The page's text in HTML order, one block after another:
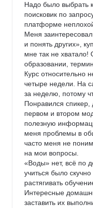
Надо было выбрать
поисковик по
платформе
Меня
и понять других»,
мне так не
образовании,
Курс относительно
четыре недели. На
за неделю, потому
Понравился спикер,
первом и втором
полезную
меня проблемы в
часто меня не
на мои вопросы.
«Воды» нет, всё по
учиться было
растягивать
Интересные
заставить их